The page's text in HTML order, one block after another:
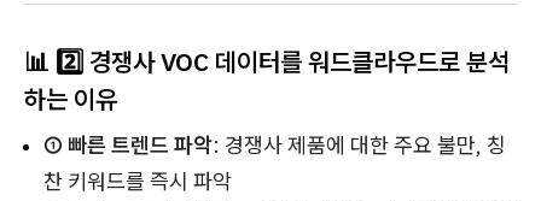
📊 2️⃣ 경쟁사 VOC 데이터를 워드클라우드로 분석
하는 이유
① 빠른 트렌드 파악: 경쟁사 제품에 대한 주요 불만, 칭
찬 키워드를 즉시 파악